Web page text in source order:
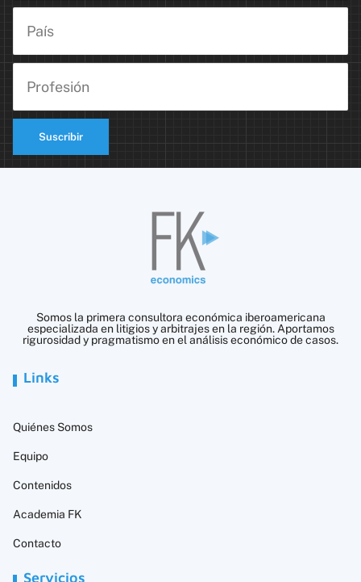
Suscribir
Somos la primera consultora económica iberoamericana
especializada en litigios y arbitrajes en la región. Aportamos
rigurosidad y pragmatismo en el análisis económico de casos.
Links
Quiénes Somos
Equipo
Contenidos
Academia FK
Contacto
Servicios